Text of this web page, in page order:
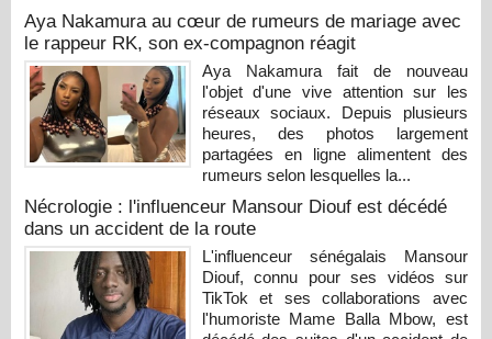
Aya Nakamura au cœur de rumeurs de mariage avec
le rappeur RK, son ex-compagnon réagit
Aya Nakamura fait de nouveau
l'objet d'une vive attention sur les
réseaux sociaux. Depuis plusieurs
heures, des photos largement
partagées en ligne alimentent des
rumeurs selon lesquelles la...
Nécrologie : l'influenceur Mansour Diouf est décédé
dans un accident de la route
L'influenceur sénégalais Mansour
Diouf, connu pour ses vidéos sur
TikTok et ses collaborations avec
l'humoriste Mame Balla Mbow, est